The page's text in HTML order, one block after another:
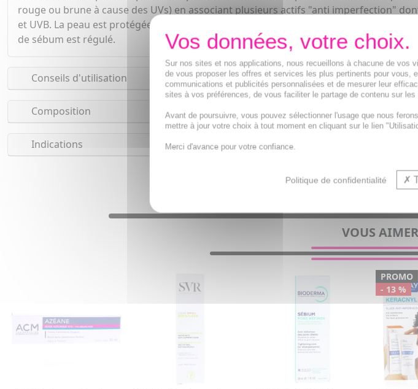
rouge ou brune à cause des UVs) en associant plusieurs actifs "anti imperfection"
et UVB. La peau est protégée des agressions extérieures, les imperfections sont
de sébum est régulé.
Conseils d'utilisation
Composition
Indications
Soin anti-imperfection
VOUS
PROMO
- 13 %
Sur nos sites et nos applications, nous recueillons à chacune de vos
de vous proposer les offres et services les plus pertinents pour vous,
communications et publicités personnalisées et de mesurer leur
sites à vos préférences, de vous faciliter le partage de contenu sur
Avant de poursuivre, vous pouvez sélectionner l'usage que nous
mettre à jour votre choix à tout moment en cliquant sur le lien
Merci d'avance pour votre confiance.
Politique de confidentialité